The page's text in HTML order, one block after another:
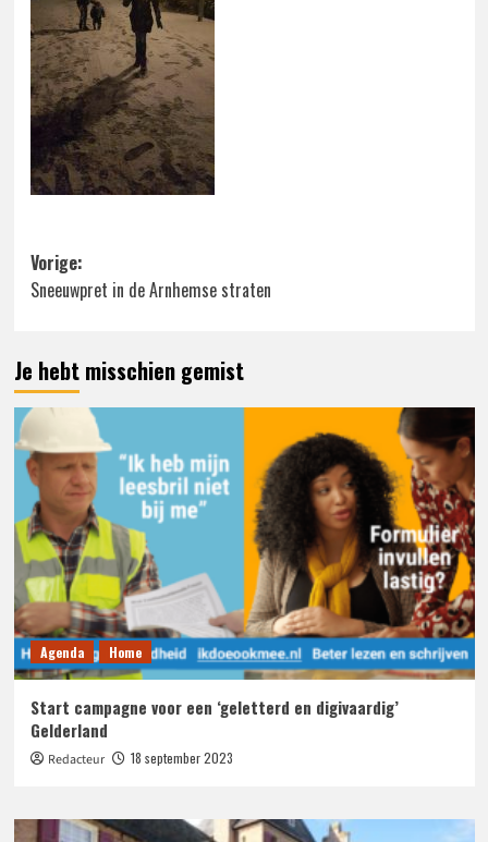
Bericht
navigatie
Vorige:
Sneeuwpret in de Arnhemse straten
Je hebt misschien gemist
Agenda Home
Start campagne voor een ‘geletterd en digivaardig’
Gelderland
Redacteur 18 september 2023